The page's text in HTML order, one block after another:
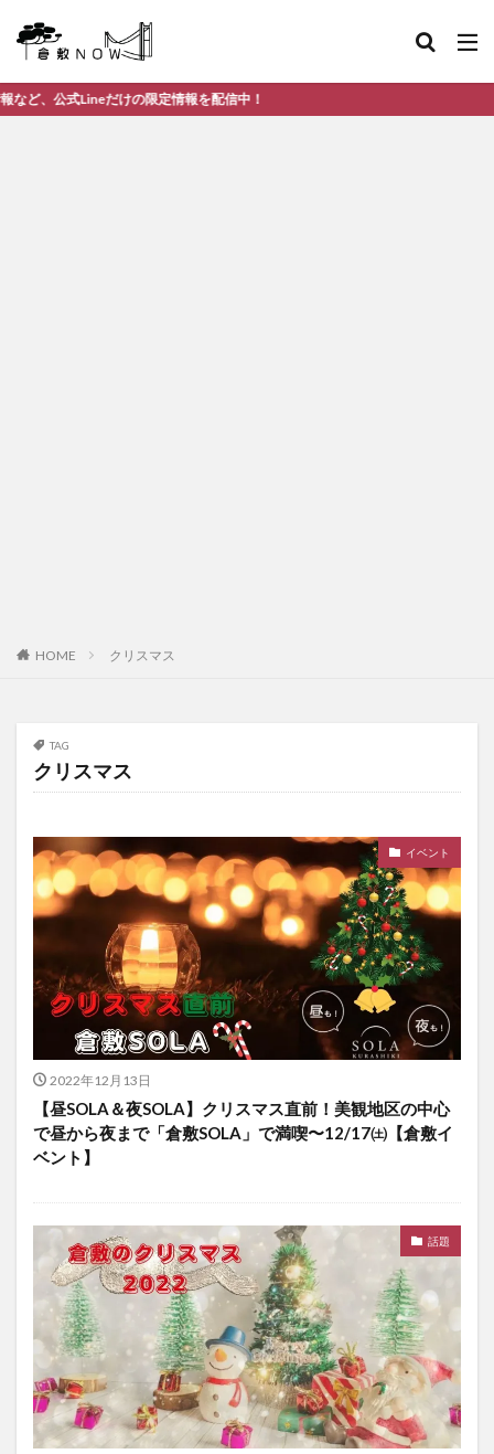
だけの限定情報を配信中！
HOME クリスマス
TAG
クリスマス
イベント
2022年12月13日
【昼SOLA＆夜SOLA】クリスマス直前！美観地区の中心
で昼から夜まで「倉敷SOLA」で満喫〜12/17㈯【倉敷イ
ベント】
話題